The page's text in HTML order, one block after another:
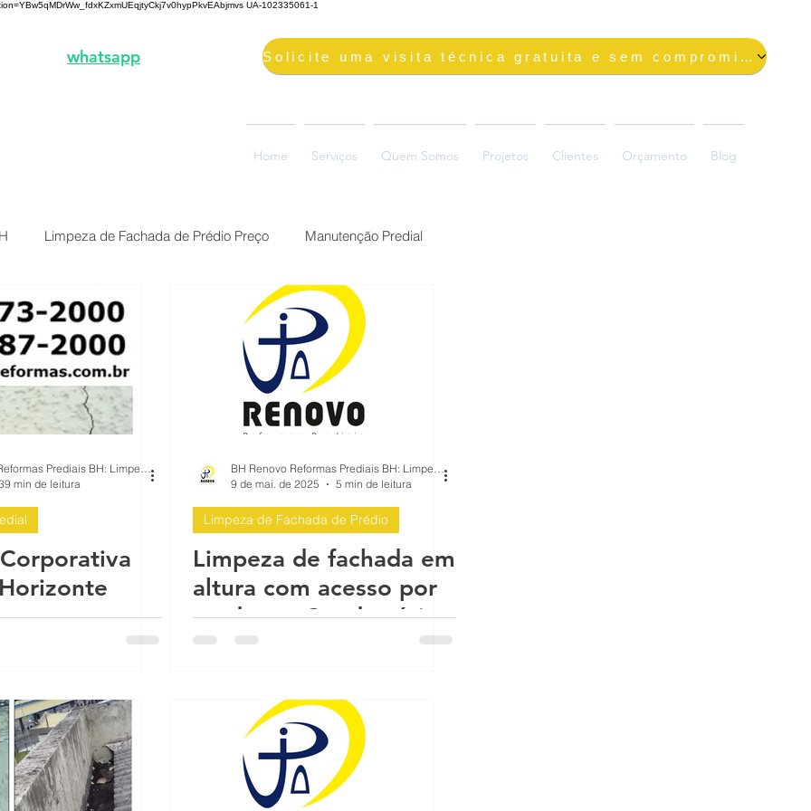
UA-102335061-1
whatsapp Solicite uma visita técnica gratuita e sem compromisso
Home Serviços Quem Somos Projetos Clientes Orçamento Blog
Limpeza de Fachada de Prédio Preço Manutenção Predial
Preço Reforma Predial BH Serviço impermeabilização fachada
de fac Brasil Belo Horizonte Solução Sika
Reforma de Fachada Predial: Passo a
Proteção sol chuva pintura impermea
Reformas Prédios Qual é a melhor época para pintar a
BH Renovo Reformas Prediais BH: Limpeza Manutenção Predial Fachada
min de leitura
BH Renovo Reformas Prediais BH: Limpeza Manutenção Predial Fachada
9 de mai. de 2025
5 min de leitura
Limpeza de Fachada de Prédio
Limpeza de fachada em
altura com acesso por
corda em Condomínios